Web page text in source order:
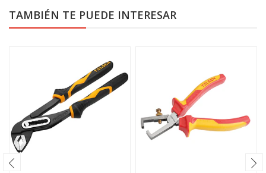
TAMBIÉN TE PUEDE INTERESAR